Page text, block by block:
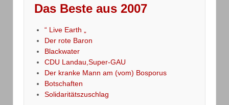
Das Beste aus 2007
“ Live Earth „
Der rote Baron
Blackwater
CDU Landau,Super-GAU
Der kranke Mann am (vom) Bosporus
Botschaften
Solidaritätszuschlag